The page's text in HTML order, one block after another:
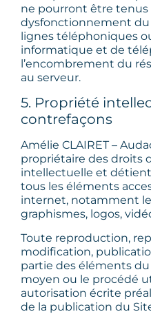
ne pourront être tenus
dysfonctionnement du
lignes téléphoniques
informatique et de
l’encombrement du
au serveur.
5. Propriété
contrefaçons
Amélie CLAIRET –
propriétaire des droits
intellectuelle et détient
tous les éléments
internet, notamment
graphismes, logos,
Toute reproduction,
modification,
partie des éléments
moyen ou le procédé
autorisation écrite
de la publication du